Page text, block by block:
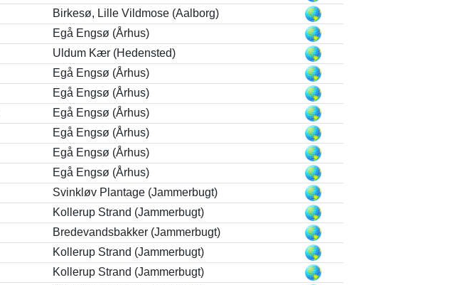
Birkesø, Lille Vildmose (Aalborg)
Egå Engsø (Århus)
Uldum Kær (Hedensted)
Egå Engsø (Århus)
Egå Engsø (Århus)
Egå Engsø (Århus)
Egå Engsø (Århus)
Egå Engsø (Århus)
Egå Engsø (Århus)
Svinkløv Plantage (Jammerbugt)
Kollerup Strand (Jammerbugt)
Bredevandsbakker (Jammerbugt)
Kollerup Strand (Jammerbugt)
Kollerup Strand (Jammerbugt)